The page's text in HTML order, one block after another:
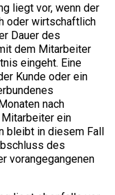
liegt vor, wenn der
oder wirtschaftlich
Dauer des
dem Mitarbeiter
eingeht. Eine
Kunde oder ein
nach
ein
bleibt in diesem Fall
des
vorangegangenen